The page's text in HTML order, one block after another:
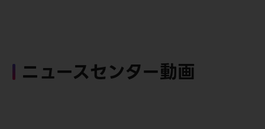
ニュースセンター動画